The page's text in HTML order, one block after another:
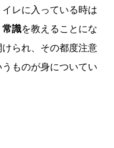
レに入っている時は
常識を教えることにな
られ、その都度注意
うものが身についてい